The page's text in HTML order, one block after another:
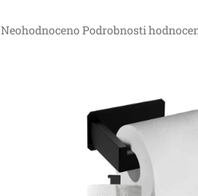
Průměrné
Neohodnoceno Podrobnosti